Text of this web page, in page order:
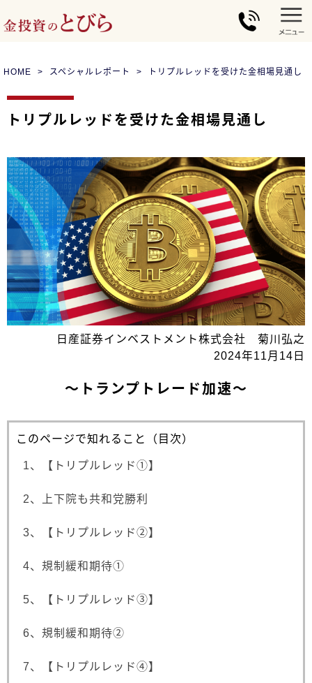
HOME スペシャルレポート トリプルレッドを受けた金相場見通し
トリプルレッドを受けた金相場見通し
日産証券インベストメント株式会社 菊川弘之
2024年11月14日
～トランプトレード加速～
このページで知れること（目次）
1、【トリプルレッド①】
2、上下院も共和党勝利
3、【トリプルレッド②】
4、規制緩和期待①
5、【トリプルレッド③】
6、規制緩和期待②
7、【トリプルレッド④】